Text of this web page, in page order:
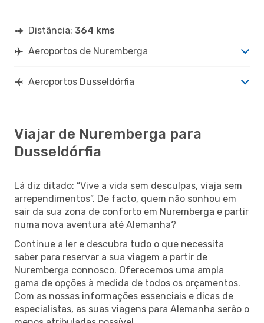
Distância: 364 kms
Aeroportos de Nuremberga
Aeroportos Dusseldórfia
Viajar de Nuremberga para
Dusseldórfia
Lá diz ditado: “Vive a vida sem desculpas, viaja sem
arrependimentos”. De facto, quem não sonhou em
sair da sua zona de conforto em Nuremberga e partir
numa nova aventura até Alemanha?
Continue a ler e descubra tudo o que necessita
saber para reservar a sua viagem a partir de
Nuremberga connosco. Oferecemos uma ampla
gama de opções à medida de todos os orçamentos.
Com as nossas informações essenciais e dicas de
especialistas, as suas viagens para Alemanha serão o